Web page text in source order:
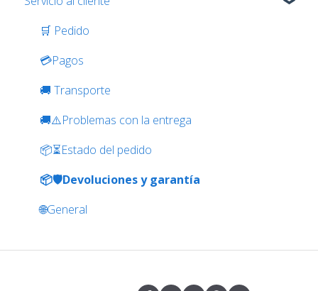
🛒 Pedido
💳Pagos
🚚 Transporte
🚚⚠️Problemas con la entrega
📦⏳Estado del pedido
📦🛡️Devoluciones y garantía
🌐General